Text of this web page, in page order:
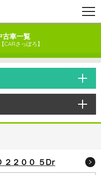
古車一覧
CARさっぽろ】
２２００ ５Dr